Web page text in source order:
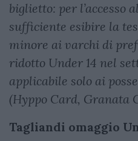
biglietto: per l’accesso
sufficiente esibire la
minore ai varchi di
ridotto Under 14 nel
applicabile solo ai
(Hyppo Card, Granata
Tagliandi omaggio